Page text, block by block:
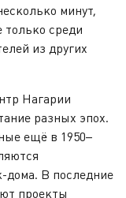
минут,
только среди
из других
Нагарии
разных эпох.
ещё в 1950–
дома. В последние
проекты